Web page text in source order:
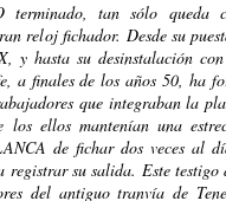
terminado, tan sólo queda
reloj fichador. Desde su
y hasta su desinstalación
a finales de los años 50, ha
que integraban la
ellos mantenían una
de fichar dos veces al
registrar su salida. Este
del antiguo tranvía de